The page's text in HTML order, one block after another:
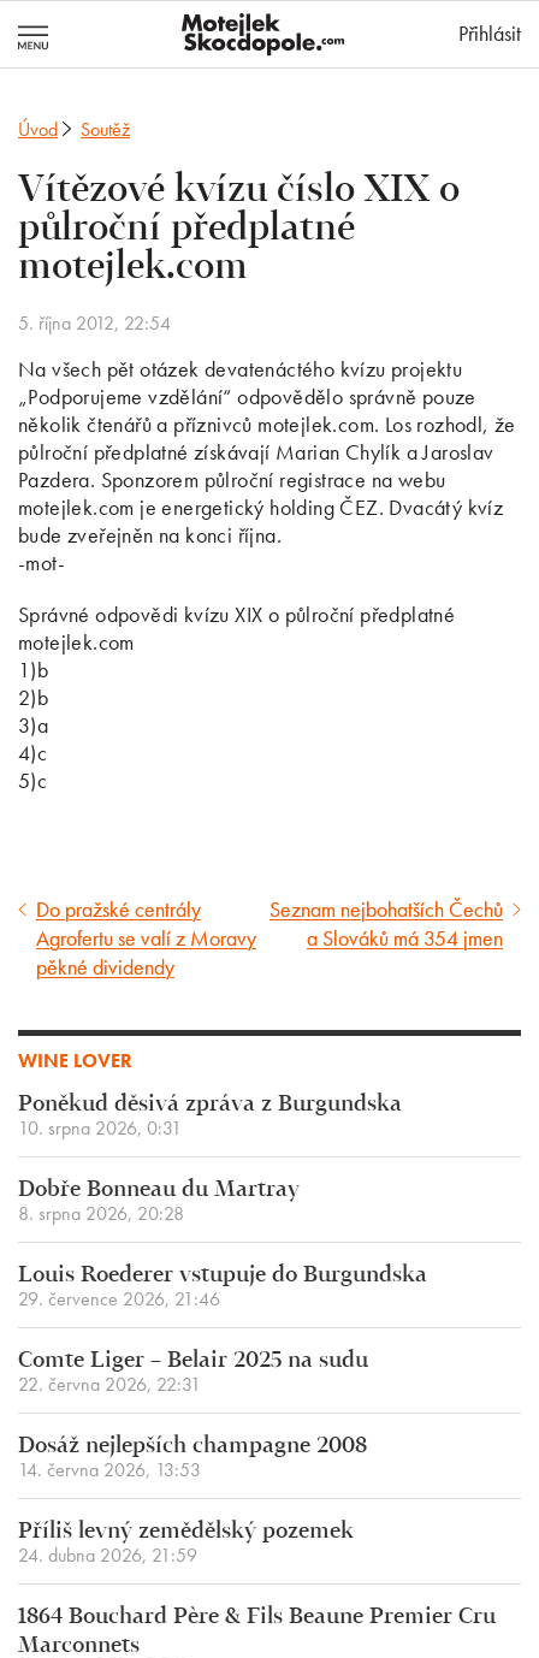
Přihlásit
Úvod Soutěž
Vítězové kvízu číslo XIX o
půlroční předplatné
motejlek.com
5. října 2012, 22:54
Na všech pět otázek devatenáctého kvízu projektu
„Podporujeme vzdělání“ odpovědělo správně pouze
několik čtenářů a příznivců motejlek.com. Los rozhodl, že
půlroční předplatné získávají Marian Chylík a Jaroslav
Pazdera. Sponzorem půlroční registrace na webu
motejlek.com je energetický holding ČEZ. Dvacátý kvíz
bude zveřejněn na konci října.
-mot-
Správné odpovědi kvízu XIX o půlroční předplatné
motejlek.com
1)b
2)b
3)a
4)c
5)c
Předcházející
článek
Do pražské centrály
Agrofertu se valí z Moravy
pěkné dividendy
Následující
článek
Seznam nejbohatších Čechů
a Slováků má 354 jmen
WINE LOVER
Poněkud děsivá zpráva z Burgundska
10. srpna 2026, 0:31
Dobře Bonneau du Martray
8. srpna 2026, 20:28
Louis Roederer vstupuje do Burgundska
29. července 2026, 21:46
Comte Liger – Belair 2025 na sudu
22. června 2026, 22:31
Dosáž nejlepších champagne 2008
14. června 2026, 13:53
Příliš levný zemědělský pozemek
24. dubna 2026, 21:59
1864 Bouchard Père & Fils Beaune Premier Cru
Marconnets